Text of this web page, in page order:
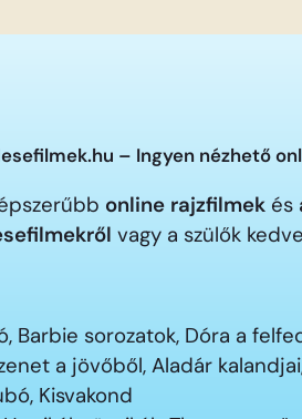
– Ingyen nézhető
online rajzfilmek és
vagy a szülők
Barbie sorozatok, Dóra a
a jövőből, Aladár
Kisvakond